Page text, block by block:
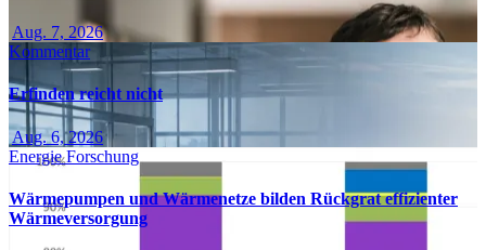
Aug. 7, 2026
Kommentar
Erfinden reicht nicht
Aug. 6, 2026
EnergieForschung
Wärmepumpen und Wärmenetze bilden Rückgrat effizienter
Wärmeversorgung